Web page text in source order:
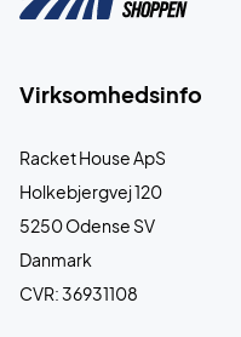
Virksomhedsinfo
Racket House ApS
Holkebjergvej 120
5250 Odense SV
Danmark
CVR: 36931108